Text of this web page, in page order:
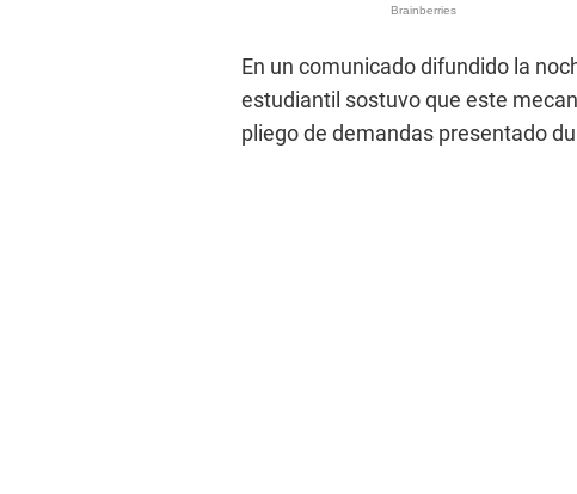
En un comunicado difundido la
estudiantil sostuvo que este
pliego de demandas presentado